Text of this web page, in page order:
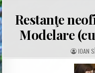
Restanţe
Modelare
A
U
T
H
IOAN